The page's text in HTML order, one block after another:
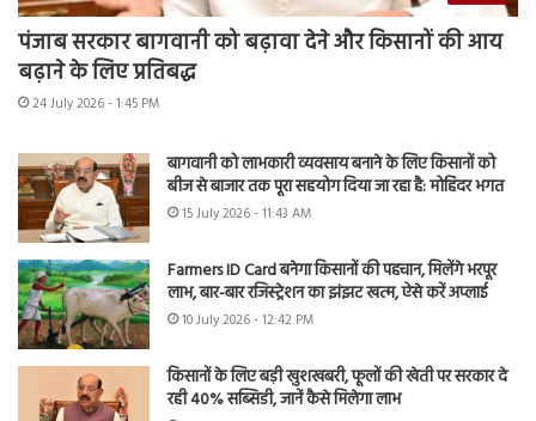
पंजाब सरकार बागवानी को बढ़ावा देने और किसानों की आय
बढ़ाने के लिए प्रतिबद्ध
24 July 2026 - 1:45 PM
बागवानी को लाभकारी व्यवसाय बनाने के लिए किसानों को
बीज से बाजार तक पूरा सहयोग दिया जा रहा है: मोहिंदर भगत
15 July 2026 - 11:43 AM
Farmers ID Card बनेगा किसानों की पहचान, मिलेंगे भरपूर
लाभ, बार-बार रजिस्ट्रेशन का झंझट खत्म, ऐसे करें अप्लाई
10 July 2026 - 12:42 PM
किसानों के लिए बड़ी खुशखबरी, फूलों की खेती पर सरकार दे
रही 40% सब्सिडी, जानें कैसे मिलेगा लाभ